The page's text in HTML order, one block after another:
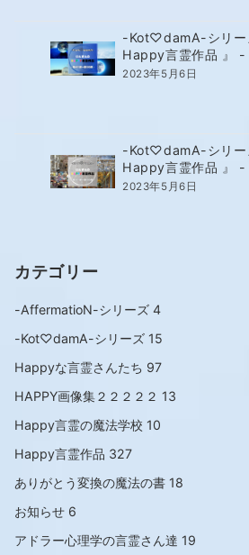
-Kot♡damA-シリー
Happy言霊作品 』
2023年5月6日
-Kot♡damA-シリー
Happy言霊作品 』
2023年5月6日
カテゴリー
-AffermatioN-シリーズ 4
-Kot♡damA-シリーズ 15
Happyな言霊さんたち 97
HAPPY画像集２２２２２ 13
Happy言霊の魔法学校 10
Happy言霊作品 327
ありがとう変換の魔法の書 18
お知らせ 6
アドラー心理学の言霊さん達 19